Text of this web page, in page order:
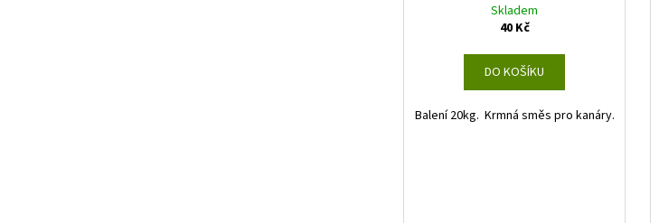
Skladem
40 Kč
DO KOŠÍKU
Balení 20kg. Krmná směs pro kanáry.